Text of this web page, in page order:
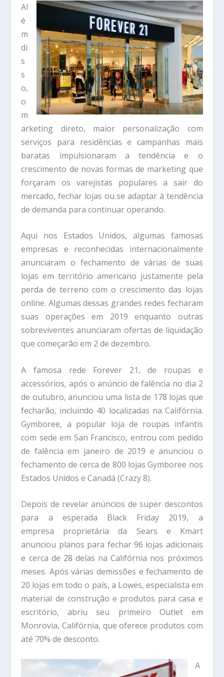
Al
é
m
di
s
s
o,
o
m
arketing direto, maior personalização com
serviços para residências e campanhas mais
baratas impulsionaram a tendência e o
crescimento de novas formas de marketing que
forçaram os varejistas populares a sair do
mercado, fechar lojas ou se adaptar à tendência
de demanda para continuar operando.
Aqui nos Estados Unidos, algumas famosas
empresas e reconhecidas internacionalmente
anunciaram o fechamento de várias de suas
lojas em território americano justamente pela
perda de terreno com o crescimento das lojas
online. Algumas dessas grandes redes fecharam
suas operações em 2019 enquanto outras
sobreviventes anunciaram ofertas de liquidação
que começarão em 2 de dezembro.
A famosa rede Forever 21, de roupas e
accessórios, após o anúncio de falência no dia 2
de outubro, anunciou uma lista de 178 lojas que
fecharão, incluindo 40 localizadas na Califórnia.
Gymboree, a popular loja de roupas infantis
com sede em San Francisco, entrou com pedido
de falência em janeiro de 2019 e anunciou o
fechamento de cerca de 800 lojas Gymboree nos
Estados Unidos e Canadá (Crazy 8).
Depois de revelar anúncios de super descontos
para a esperada Black Friday 2019, a
empresa proprietária da Sears e Kmart
anunciou planos para fechar 96 lojas adicionais
e cerca de 28 delas na Califórnia nos próximos
meses. Após várias demissões e fechamento de
20 lojas em todo o país, a Lowes, especialista em
material de construção e produtos para casa e
escritório, abriu seu primeiro Outlet em
Monrovia, Califórnia, que oferece produtos com
até 70% de desconto.
A